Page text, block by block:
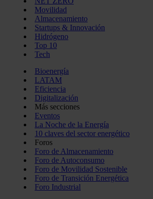
Movilidad
Almacenamiento
Startups & Innovación
Hidrógeno
Top 10
Tech
Bioenergía
LATAM
Eficiencia
Digitalización
Más secciones
Eventos
La Noche de la Energía
10 claves del sector energético
Foros
Foro de Almacenamiento
Foro de Autoconsumo
Foro de Movilidad Sostenible
Foro de Transición Energética
Foro Industrial